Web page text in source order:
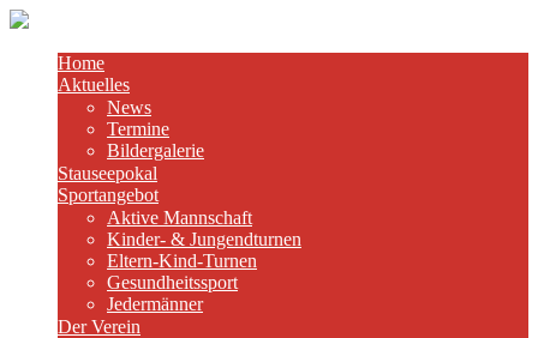
Home
Aktuelles
News
Termine
Bildergalerie
Stauseepokal
Sportangebot
Aktive Mannschaft
Kinder- & Jungendturnen
Eltern-Kind-Turnen
Gesundheitssport
Jedermänner
Der Verein